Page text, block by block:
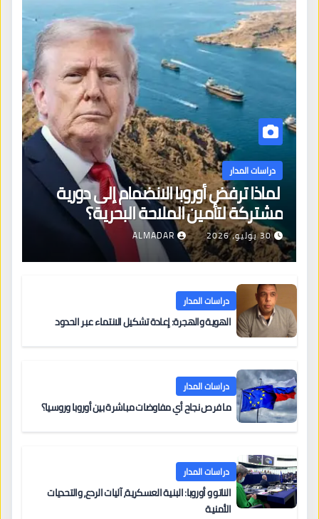
دراسات المدار
لماذا ترفض أوروبا الانضمام إلى دورية
مشتركة لتأمين الملاحة البحرية؟
30 يوليو، 2026 ALMADAR
دراسات المدار
الهوية والهجرة: إعادة تشكيل الانتماء عبر الحدود
دراسات المدار
ما فرص نجاح أي مفاوضات مباشرة بين أوروبا وروسيا؟
دراسات المدار
الناتو و أوروبا: البنية العسكرية، آليات الردع، والتحديات
الأمنية